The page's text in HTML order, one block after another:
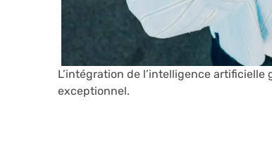
L’intégration de l’intelligence
exceptionnel.